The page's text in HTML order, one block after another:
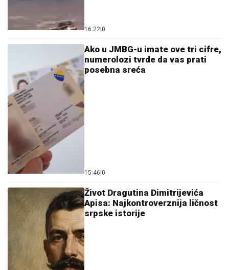
16:22|0
Ako u JMBG-u imate ove tri cifre,
numerolozi tvrde da vas prati
posebna sreća
15:46|0
Život Dragutina Dimitrijevića
Apisa: Najkontroverznija ličnost
srpske istorije